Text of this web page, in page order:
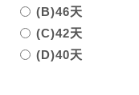
(B)46天
(C)42天
(D)40天